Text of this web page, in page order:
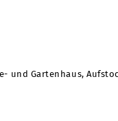
und Gartenhaus,